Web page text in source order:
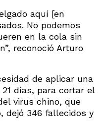
aquí [en
No podemos
en la cola sin
reconoció Arturo
de aplicar una
días, para cortar el
virus chino, que
dejó 346 fallecidos y